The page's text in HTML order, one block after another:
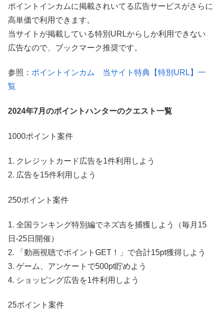
ポイントインカムに掲載されいてる広告サービスがさらに
高単価で利用できます。
当サイトが掲載している特別URLからしか利用できない
広告なので、ブックマーク推奨です。
参照： ポイントインカム 当サイト特典【特別URL】一
覧
2024年7月のポイントハンターのクエスト一覧
1000ポイント案件
1. クレジットカード広告を1件利用しよう
2. 広告を15件利用しよう
250ポイント案件
1. 全国ランキング特別編でネズ吉を捕獲しよう（毎月15
日-25日開催）
2. 「動画視聴でポイントGET！」で合計15pt獲得しよう
3. ゲーム、アンケートで500pt貯めよう
4. ショッピング広告を1件利用しよう
25ポイント案件